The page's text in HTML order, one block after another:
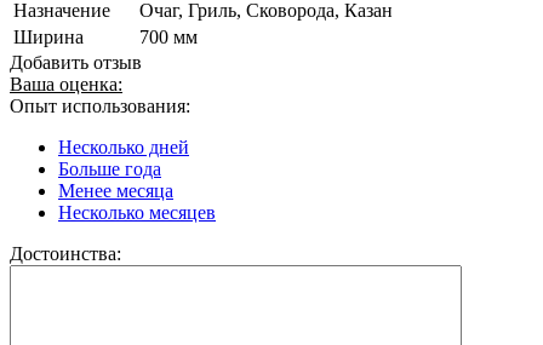
Назначение
Очаг, Гриль, Сковорода, Казан
Ширина
700 мм
Добавить отзыв
Ваша оценка:
Опыт использования:
Несколько дней
Больше года
Менее месяца
Несколько месяцев
Достоинства: